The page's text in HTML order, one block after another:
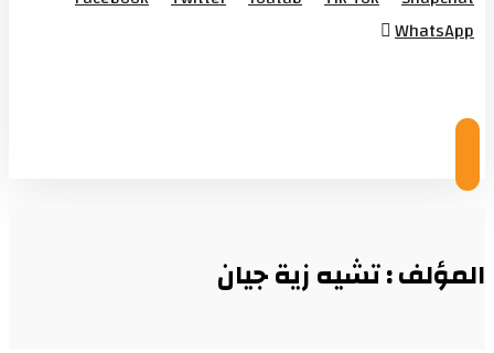
WhatsApp
المؤلف : تشيه زية جيان